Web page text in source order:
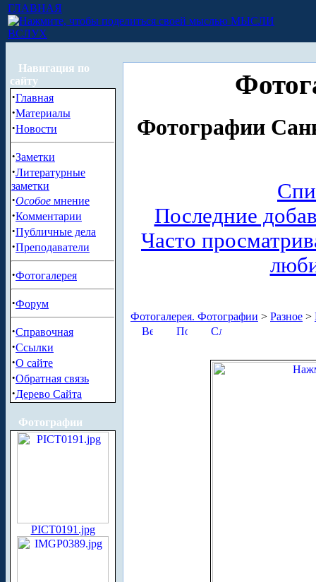
ГЛАВНАЯ
МЫСЛИ
ВСЛУХ
Навигация по
сайту
·Главная
·Материалы
·Новости
·Заметки
·Литературные
заметки
·Особое мнение
·Комментарии
·Публичные дела
·Преподаватели
·Фотогалерея
·Форум
·Справочная
·Ссылки
·О сайте
·Обратная связь
·Дерево Сайта
Фотографии
PICT0191.jpg
Фотографии
Последние
Часто
Фотогалерея. Фотографии > Разное >